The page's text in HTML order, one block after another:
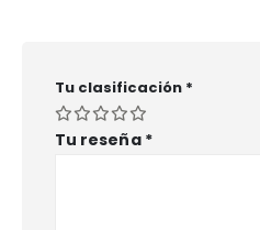
Tu clasificación *
Tu reseña *